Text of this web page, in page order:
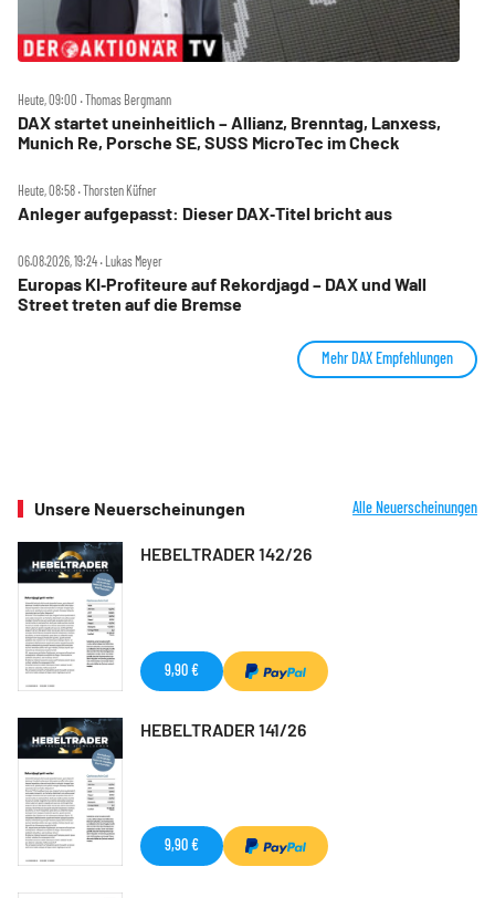
Heute, 09:00 ‧ Thomas Bergmann
DAX startet uneinheitlich – Allianz, Brenntag, Lanxess,
Munich Re, Porsche SE, SUSS MicroTec im Check
Heute, 08:58 ‧ Thorsten Küfner
Anleger aufgepasst: Dieser DAX‑Titel bricht aus
06.08.2026, 19:24 ‧ Lukas Meyer
Europas KI‑Profiteure auf Rekordjagd – DAX und Wall
Street treten auf die Bremse
Mehr DAX Empfehlungen
Unsere Neuerscheinungen Alle Neuerscheinungen
HEBELTRADER 142/26
9,90 €
HEBELTRADER 141/26
9,90 €